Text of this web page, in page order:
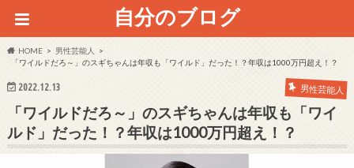
自分のブログ
HOME
男性芸能人
「ワイルドだろ～」のスギちゃんは年収も「ワイルド」だった！？年収は1000万円超え！？
2022.12.13 男性芸能人
「ワイルドだろ～」のスギちゃんは年収も「ワイ
ルド」だった！？年収は1000万円超え！？